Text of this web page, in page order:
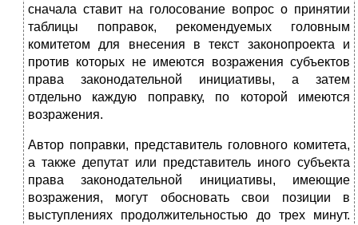
сначала ставит на голосование вопрос о принятии
таблицы поправок, рекомендуемых головным
комитетом для внесения в текст законопроекта и
против которых не имеются возражения субъектов
права законодательной инициативы, а затем
отдельно каждую поправку, по которой имеются
возражения.
Автор поправки, представитель головного комитета,
а также депутат или представитель иного субъекта
права законодательной инициативы, имеющие
возражения, могут обосновать свои позиции в
выступлениях продолжительностью до трех минут.